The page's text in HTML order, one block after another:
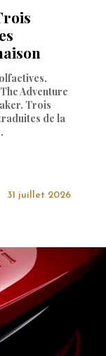
Adventure
Trois
de la
31 juillet 2026